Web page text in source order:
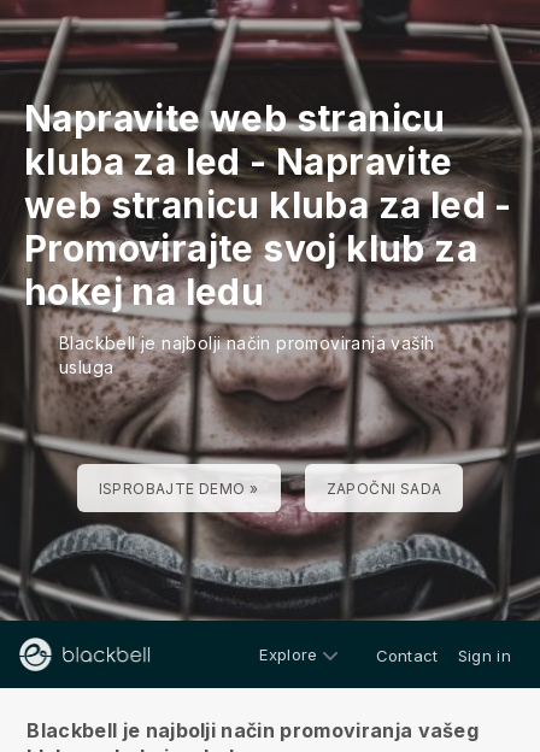
Napravite web stranicu
kluba za led-Napravite
web stranicu kluba za led -
Promovirajte svoj klub za
hokej na ledu
Blackbell je najbolji način promoviranja vaših
usluga
ISPROBAJTE DEMO » ZAPOČNI SADA
Explore Contact Sign in
Blackbell je najbolji način promoviranja vašeg